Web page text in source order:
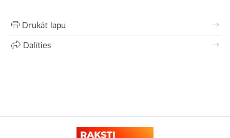
Drukāt lapu
Dalīties